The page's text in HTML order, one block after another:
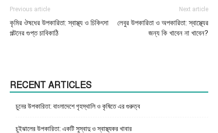
Previous article
কৃমির ঔষধের উপকারিতা: স্বাস্থ্য ও চিকিৎসা
পল্টনের গুপ্ত চাবিকাঠি
Next article
লেবুর উপকারিতা ও অপকারিতা: স্বাস্থ্যের
জন্য কি খাবেন না খাবেন?
RECENT ARTICLES
চুনের উপকারিতা: বাংলাদেশে গৃহস্থালি ও কৃষিতে এর গুরুত্ব
চুইঝালের উপকারিতা: একটি সুস্বাদু ও স্বাস্থ্যকর খাবার